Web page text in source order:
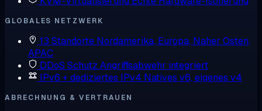
GLOBALES NETZWERK
13 Standorte Nordamerika, Europa, Naher Osten,
APAC
DDoS Schutz Angriffsabwehr integriert
IPv6 + dediziertes IPv4 Natives v6, eigenes v4
ABRECHNUNG & VERTRAUEN